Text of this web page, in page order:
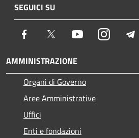
SEGUICI SU
Facebook Twitter YoutubeInstagram
AMMINISTRAZIONE
Organi di Governo
Aree Amministrative
Uffici
Enti e fondazioni